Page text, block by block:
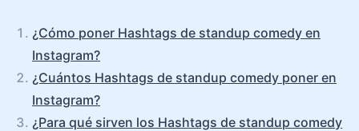
¿Cómo poner Hashtags de standup comedy en
Instagram?
¿Cuántos Hashtags de standup comedy poner en
Instagram?
¿Para qué sirven los Hashtags de standup comedy